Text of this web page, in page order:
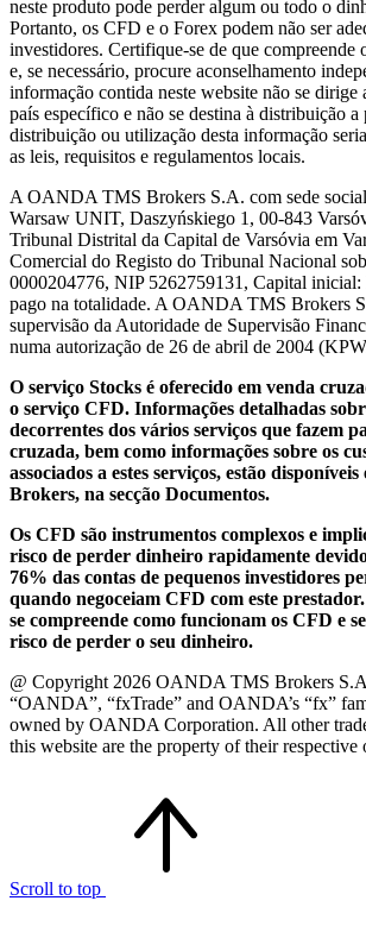
neste produto pode perder algum ou todo o
Portanto, os CFD e o Forex podem não ser
investidores. Certifique-se de que compreende
e, se necessário, procure aconselhamento
informação contida neste website não se dirige
país específico e não se destina à distribuição a
distribuição ou utilização desta informação
as leis, requisitos e regulamentos locais.
A OANDA TMS Brokers S.A. com sede
Warsaw UNIT, Daszyńskiego 1, 00-843
Tribunal Distrital da Capital de Varsóvia em
Comercial do Registo do Tribunal Nacional
0000204776, NIP 5262759131, Capital
pago na totalidade. A OANDA TMS Brokers
supervisão da Autoridade de Supervisão
numa autorização de 26 de abril de 2004
O serviço Stocks é oferecido em venda
o serviço CFD. Informações detalhadas
decorrentes dos vários serviços que fazem
cruzada, bem como informações sobre os
associados a estes serviços, estão
Brokers, na secção Documentos.
Os CFD são instrumentos complexos e
risco de perder dinheiro rapidamente
76% das contas de pequenos investidores
quando negoceiam CFD com este
se compreende como funcionam os CFD e
risco de perder o seu dinheiro.
@ Copyright 2026 OANDA TMS Brokers
“OANDA”, “fxTrade” and OANDA’s “fx”
owned by OANDA Corporation. All other
this website are the property of their respective
Scroll to top